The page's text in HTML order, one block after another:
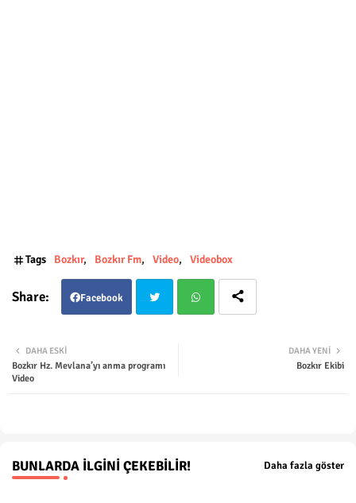
Tags Bozkır Bozkır Fm Video Videobox
Facebook
ter
DAHA YENI
Bozkır Ekibi
DAHA ESKI
Bozkır Hz. Mevlana’yı anma programı
Video
BUNLARDA İLGINI ÇEKEBILIR! Daha fazla göster